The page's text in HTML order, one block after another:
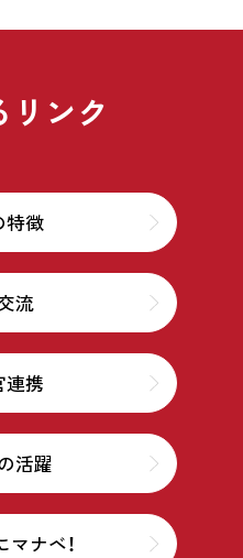
リンク
特徴
流
連携
活躍
ナベ！